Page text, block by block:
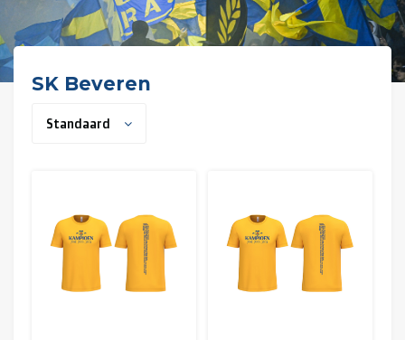
Marktrock
Allemoal Truineer
Alpecin Premier Tech /Fenix Premier Tech
Heroes
R. EV - Remco Evenepoel
Workout Buddies
SK Beveren
Standaard